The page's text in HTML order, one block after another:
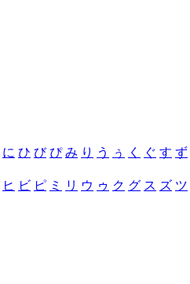
に ひ び ぴ み り う ぅ く ぐ す ず
ヒ ビ ピ ミ リ ウ ゥ ク グ ス ズ ツ